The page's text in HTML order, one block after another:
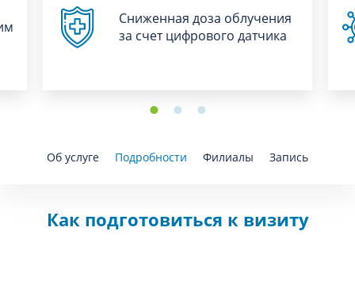
Сниженная доза облучения
за счет цифрового датчика
Об услуге Подробности Филиалы Запись
Как подготовиться к визиту